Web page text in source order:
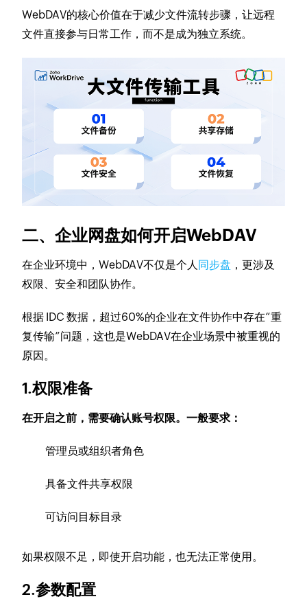
WebDAV的核心价值在于减少文件流转步骤，让远程
文件直接参与日常工作，而不是成为独立系统。
二、企业网盘如何开启WebDAV
在企业环境中，WebDAV不仅是个人 同步盘 ，更涉及
权限、安全和团队协作。
根据 IDC 数据，超过60%的企业在文件协作中存在“重
复传输”问题，这也是WebDAV在企业场景中被重视的
原因。
1.权限准备
在开启之前，需要确认账号权限。一般要求：
管理员或组织者角色
具备文件共享权限
可访问目标目录
如果权限不足，即使开启功能，也无法正常使用。
2.参数配置